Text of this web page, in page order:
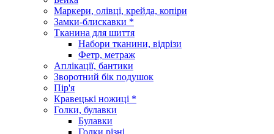
Маркери, олівці, крейда, копіри
Замки-блискавки *
Тканина для шиття
Набори тканини, відрізи
Фетр, метраж
Аплікації, бантики
Зворотний бік подушок
Пір'я
Кравецькі ножиці *
Голки, булавки
Булавки
Голки різні